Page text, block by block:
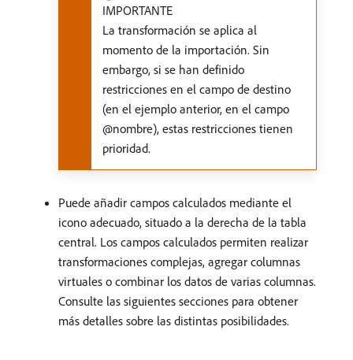
IMPORTANTE
La transformación se aplica al
momento de la importación. Sin
embargo, si se han definido
restricciones en el campo de destino
(en el ejemplo anterior, en el campo
@nombre), estas restricciones tienen
prioridad.
Puede añadir campos calculados mediante el
icono adecuado, situado a la derecha de la tabla
central. Los campos calculados permiten realizar
transformaciones complejas, agregar columnas
virtuales o combinar los datos de varias columnas.
Consulte las siguientes secciones para obtener
más detalles sobre las distintas posibilidades.